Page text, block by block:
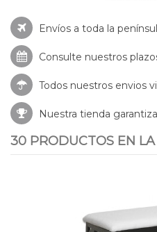
Envíos a toda la
Consulte nuestros
Todos nuestros envios
Nuestra tienda
30 PRODUCTOS EN